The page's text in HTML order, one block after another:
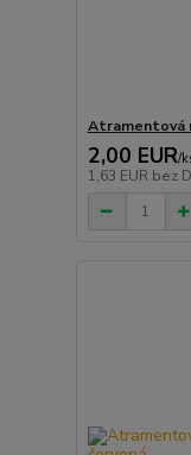
Atramentová
2,00 EUR/
1,63 EUR bez